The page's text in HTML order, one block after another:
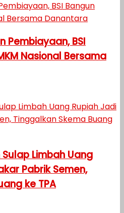
Pembiayaan, BSI
Nasional Bersama
Limbah Uang
Pabrik Semen,
ke TPA